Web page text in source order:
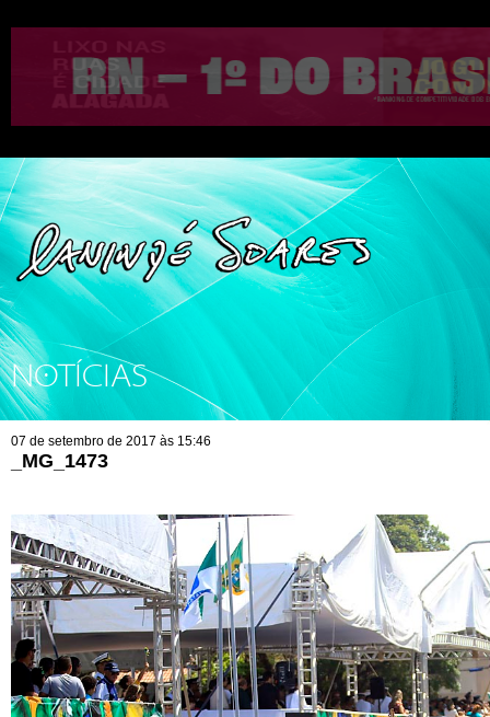
NOTÍCIAS
07 de setembro de 2017 às 15:46
_MG_1473